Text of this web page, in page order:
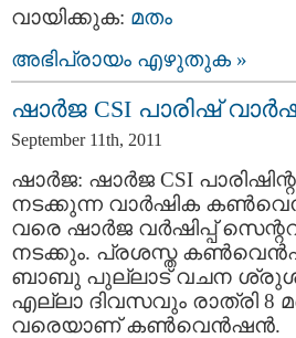
വായിക്കുക: മതം
അഭിപ്രായം എഴുതുക »
ഷാര്‍ജ CSI പാരിഷ്
September 11th, 2011
ഷാര്‍ജ: ഷാര്‍ജ CSI
നടക്കുന്ന വാര്‍ഷിക
വരെ ഷാര്‍ജ വര്‍ഷിപ്പ്
നടക്കും. പ്രശസ്ത
ബാബു പുല്ലാട് വചന
എല്ലാ ദിവസവും രാത്രി 8
വരെയാണ് കണ്‍വെന്‍ഷന്‍.